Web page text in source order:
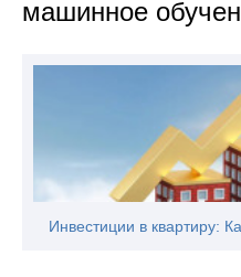
машинное
Инвестиции в квартиру: